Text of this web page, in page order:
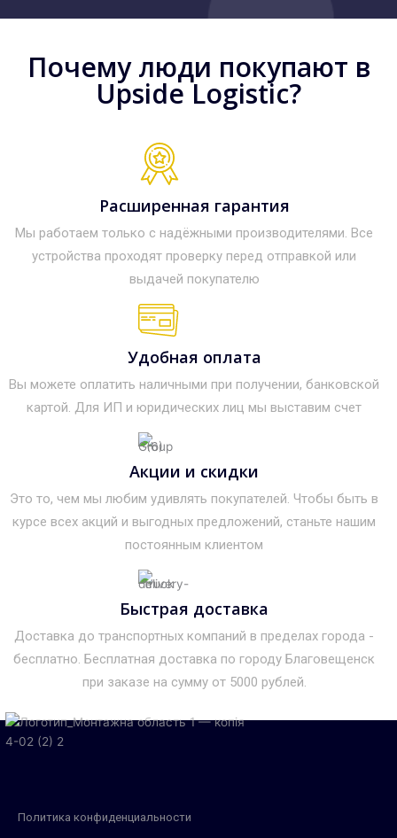
Почему люди покупают в
Upside Logistic?
Расширенная гарантия
Мы работаем только с надёжными производителями. Все
устройства проходят проверку перед отправкой или
выдачей покупателю
Удобная оплата
Вы можете оплатить наличными при получении, банковской
картой. Для ИП и юридических лиц мы выставим счет
Акции и скидки
Это то, чем мы любим удивлять покупателей. Чтобы быть в
курсе всех акций и выгодных предложений, станьте нашим
постоянным клиентом
Быстрая доставка
Доставка до транспортных компаний в пределах города -
бесплатно. Бесплатная доставка по городу Благовещенск
при заказе на сумму от 5000 рублей.
Политика конфиденциальности